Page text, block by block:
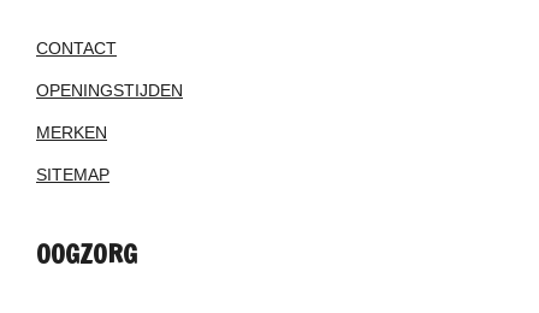
CONTACT
OPENINGSTIJDEN
MERKEN
SITEMAP
OOGZORG